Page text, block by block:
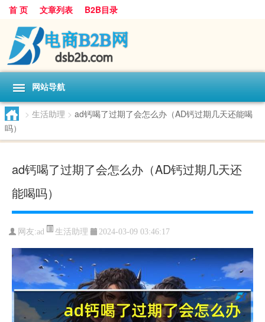
首 页 文章列表 B2B目录
网站导航
> 生活助理 > ad钙喝了过期了会怎么办（AD钙过期几天还能喝
吗）
ad钙喝了过期了会怎么办（AD钙过期几天还
能喝吗）
网友:ad 生活助理 2024-03-09 03:46:17